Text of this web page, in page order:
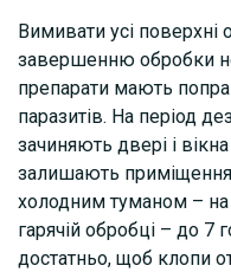
Вимивати усі поверхні
завершенню обробки
препарати мають
паразитів. На період
зачиняють двері і
залишають
холодним туманом –
гарячій обробці – до 7
достатньо, щоб клопи